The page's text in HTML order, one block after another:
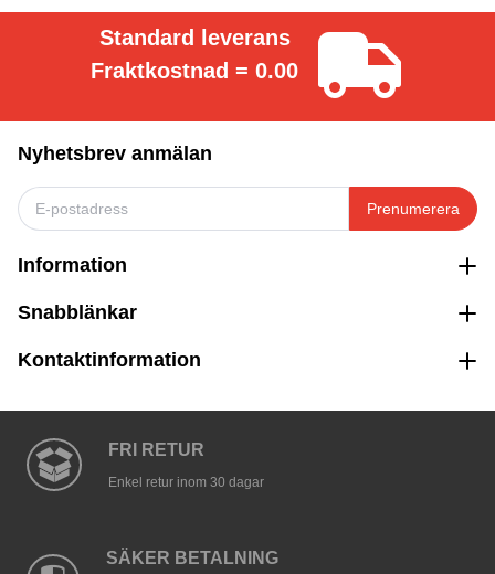
Standard leverans
Fraktkostnad = 0.00
Nyhetsbrev anmälan
Prenumerera
Information
Snabblänkar
Kontaktinformation
FRI RETUR
Enkel retur inom 30 dagar
SÄKER BETALNING